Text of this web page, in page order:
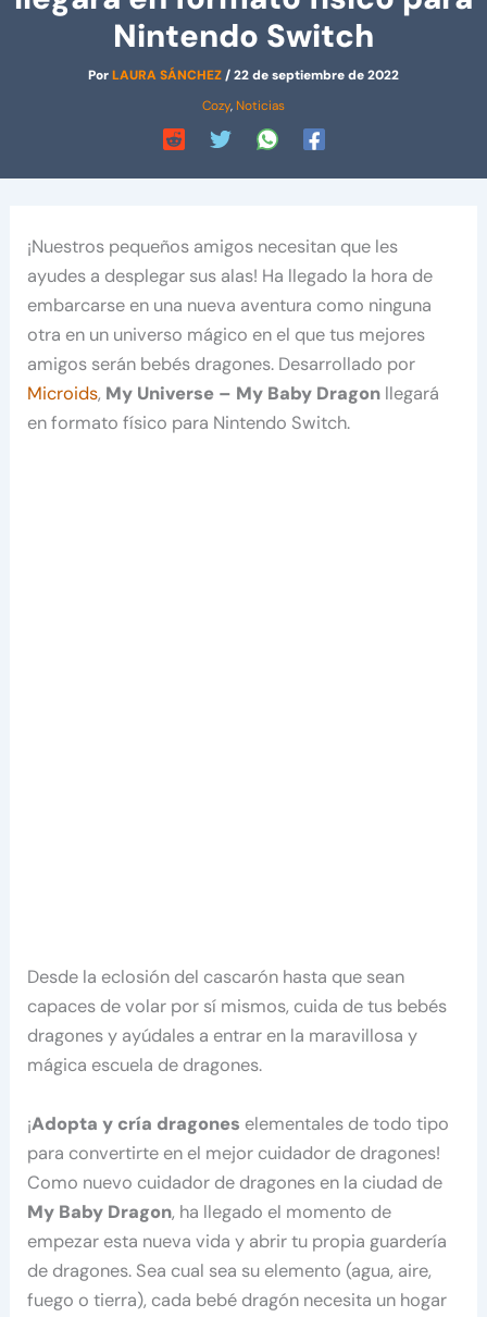
Nintendo Switch
PorLAURA SÁNCHEZ/22 de septiembre de 2022
Cozy, Noticias
¡Nuestros pequeños amigos necesitan que les
ayudes a desplegar sus alas! Ha llegado la hora de
embarcarse en una nueva aventura como ninguna
otra en un universo mágico en el que tus mejores
amigos serán bebés dragones. Desarrollado por
Microids, My Universe – My Baby Dragon llegará
en formato físico para Nintendo Switch.
Desde la eclosión del cascarón hasta que sean
capaces de volar por sí mismos, cuida de tus bebés
dragones y ayúdales a entrar en la maravillosa y
mágica escuela de dragones.
¡Adopta y cría dragones elementales de todo tipo
para convertirte en el mejor cuidador de dragones!
Como nuevo cuidador de dragones en la ciudad de
My Baby Dragon, ha llegado el momento de
empezar esta nueva vida y abrir tu propia guardería
de dragones. Sea cual sea su elemento (agua, aire,
fuego o tierra), cada bebé dragón necesita un hogar